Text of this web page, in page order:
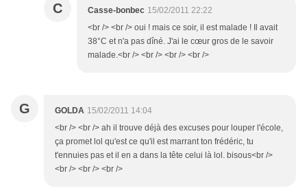
C Casse-bonbec 15/02/2011 22:22
<br /> <br /> oui ! mais ce soir, il est malade ! Il avait
38°C et n'a pas dîné. J'ai le cœur gros de le savoir
malade.<br /> <br /> <br /> <br />
G GOLDA 15/02/2011 14:04
<br /> <br /> ah il trouve déjà des excuses pour louper l'école,
ça promet lol qu'est ce qu'il est marrant ton frédéric, tu
t'ennuies pas et il en a dans la tête celui là lol. bisous<br />
<br /> <br /> <br />